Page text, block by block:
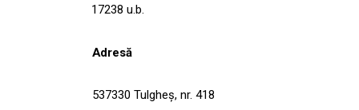
17238 u.b.
Adresă
537330 Tulgheş, nr. 418